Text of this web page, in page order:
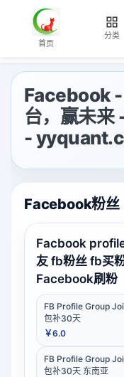
首页
分类
Facebook
台，赢未来
-
Facebook粉丝
Facbook
友 fb粉丝 fb买
Facebook刷粉
FB Profile Group
包补30天
￥6.0
FB Profile Group
包补30天 东南亚